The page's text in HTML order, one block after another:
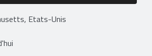
Etats-Unis